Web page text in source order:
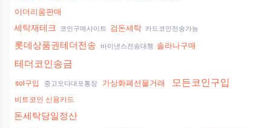
이더리움판매
세탁재테크 코인구매사이트 검돈세탁 카드코인전송가능
롯데상품권테더전송 바이낸스전송대행 솔라나구매
테더코인송금
sol구입 중고오다대포통장 가상화폐선물거래 모든코인구입
비트코인 신용카드
돈세탁당일정산